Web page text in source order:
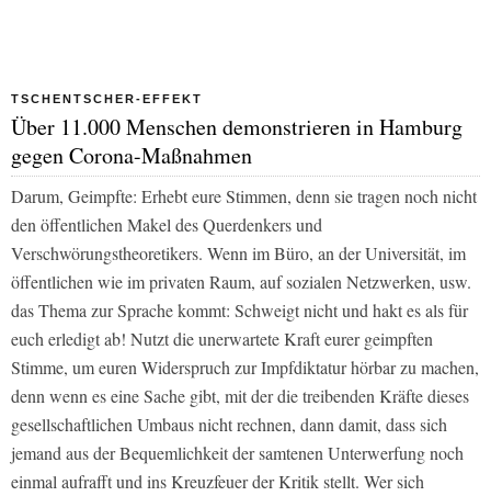
TSCHENTSCHER-EFFEKT
Über 11.000 Menschen demonstrieren in Hamburg
gegen Corona-Maßnahmen
Darum, Geimpfte: Erhebt eure Stimmen, denn sie tragen noch nicht
den öffentlichen Makel des Querdenkers und
Verschwörungstheoretikers. Wenn im Büro, an der Universität, im
öffentlichen wie im privaten Raum, auf sozialen Netzwerken, usw.
das Thema zur Sprache kommt: Schweigt nicht und hakt es als für
euch erledigt ab! Nutzt die unerwartete Kraft eurer geimpften
Stimme, um euren Widerspruch zur Impfdiktatur hörbar zu machen,
denn wenn es eine Sache gibt, mit der die treibenden Kräfte dieses
gesellschaftlichen Umbaus nicht rechnen, dann damit, dass sich
jemand aus der Bequemlichkeit der samtenen Unterwerfung noch
einmal aufrafft und ins Kreuzfeuer der Kritik stellt. Wer sich